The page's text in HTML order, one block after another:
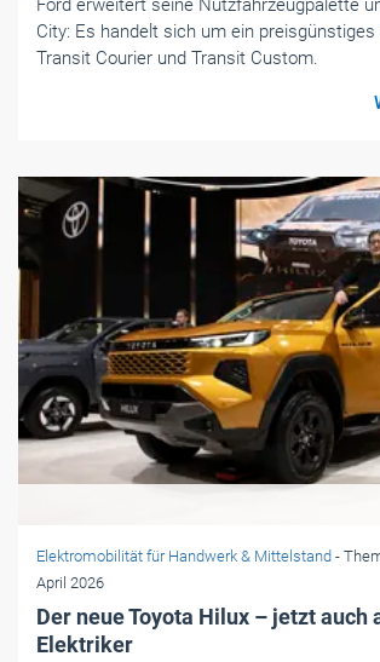
Ford erweitert seine Nutzfahrzeugpalette
City: Es handelt sich um ein
Transit Courier und Transit Custom.
Elektromobilität für Handwerk & Mittelstand -
April 2026
Der neue Toyota Hilux – jetzt auch
Elektriker